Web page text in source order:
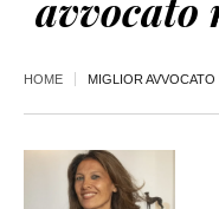
HOME MIGLIOR